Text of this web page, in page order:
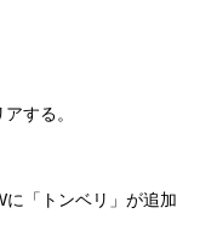
する。
に「トンベリ」が追加